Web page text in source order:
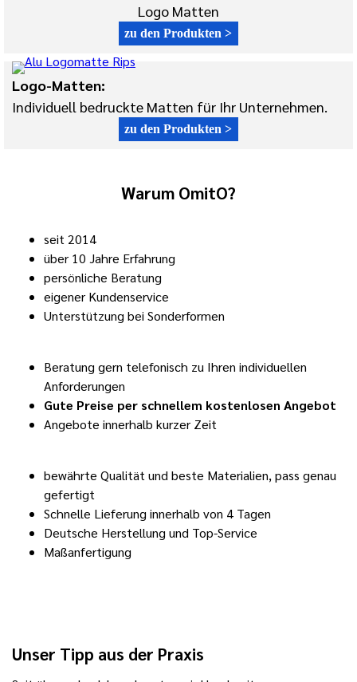
Logo Matten
zu den Produkten >
Logo-Matten:
Individuell bedruckte Matten für Ihr Unternehmen.
zu den Produkten >
Warum OmitO?
seit 2014
über 10 Jahre Erfahrung
persönliche Beratung
eigener Kundenservice
Unterstützung bei Sonderformen
Beratung gern telefonisch zu Ihren individuellen
Anforderungen
Gute Preise per schnellem kostenlosen Angebot
Angebote innerhalb kurzer Zeit
bewährte Qualität und beste Materialien, pass genau
gefertigt
Schnelle Lieferung innerhalb von 4 Tagen
Deutsche Herstellung und Top-Service
Maßanfertigung
Unser Tipp aus der Praxis